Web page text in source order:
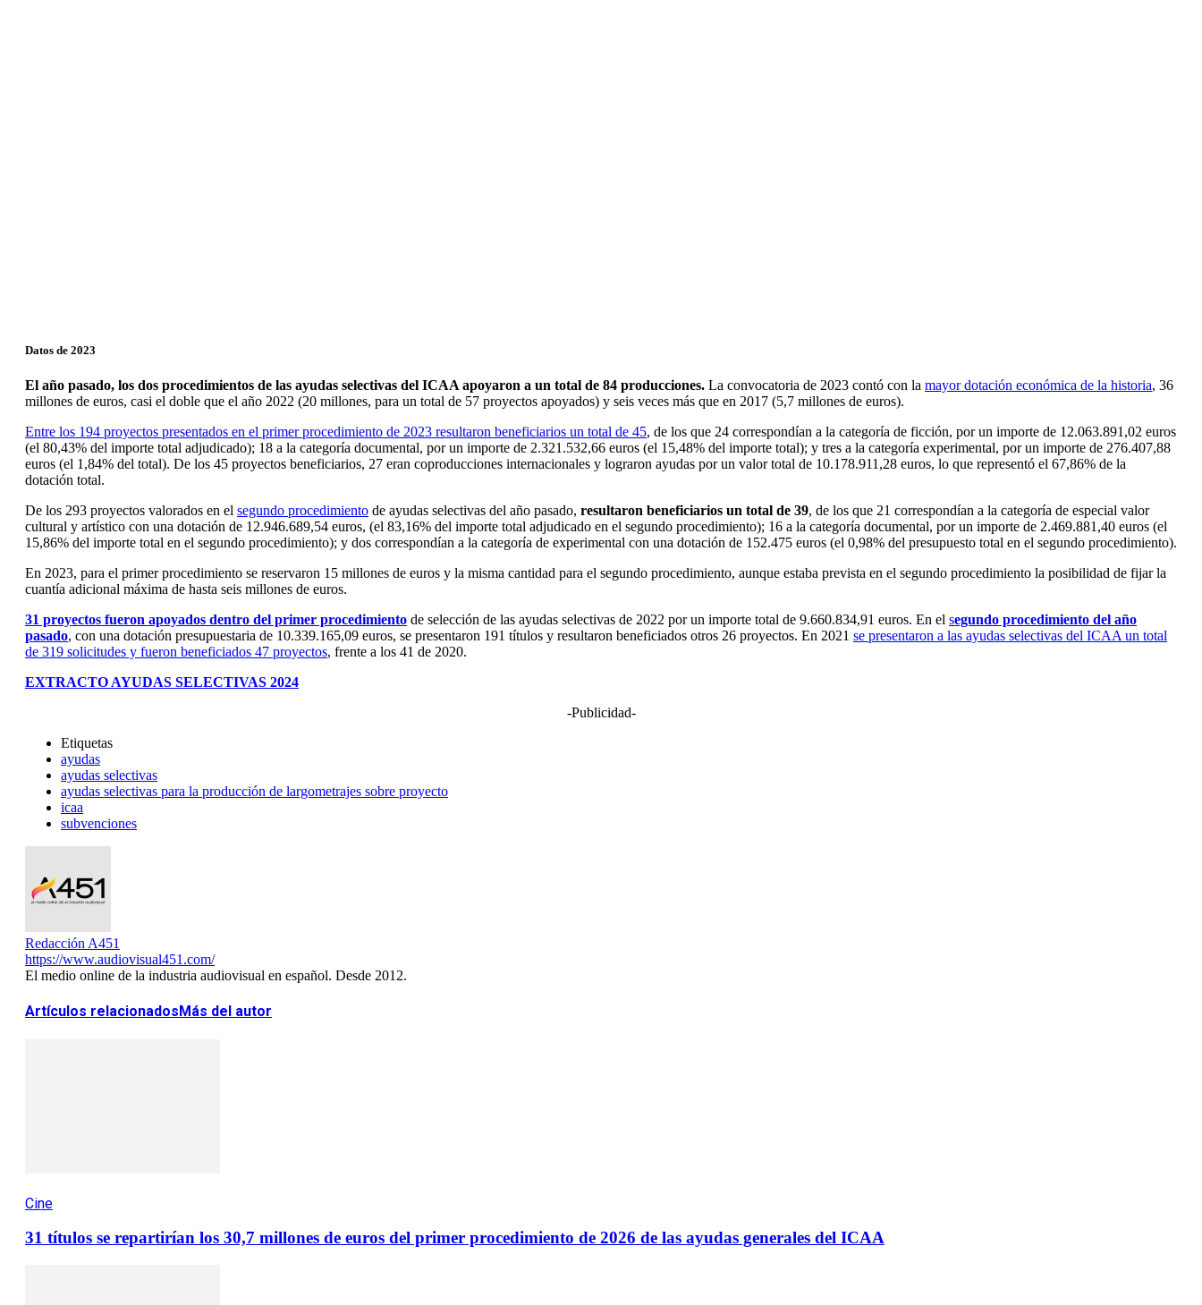
Datos de 2023
El año pasado, los dos procedimientos de las ayudas selectivas del ICAA apoyaron a un total de 84 producciones. La convocatoria de 2023 contó con la mayor dotación económica de la historia, 36
millones de euros, casi el doble que el año 2022 (20 millones, para un total de 57 proyectos apoyados) y seis veces más que en 2017 (5,7 millones de euros).
Entre los 194 proyectos presentados en el primer procedimiento de 2023 resultaron beneficiarios un total de 45, de los que 24 correspondían a la categoría de ficción, por un importe de 12.063.891,02 euros
(el 80,43% del importe total adjudicado); 18 a la categoría documental, por un importe de 2.321.532,66 euros (el 15,48% del importe total); y tres a la categoría experimental, por un importe de 276.407,88
euros (el 1,84% del total). De los 45 proyectos beneficiarios, 27 eran coproducciones internacionales y lograron ayudas por un valor total de 10.178.911,28 euros, lo que representó el 67,86% de la
dotación total.
De los 293 proyectos valorados en el segundo procedimiento de ayudas selectivas del año pasado, resultaron beneficiarios un total de 39, de los que 21 correspondían a la categoría de especial valor
cultural y artístico con una dotación de 12.946.689,54 euros, (el 83,16% del importe total adjudicado en el segundo procedimiento); 16 a la categoría documental, por un importe de 2.469.881,40 euros (el
15,86% del importe total en el segundo procedimiento); y dos correspondían a la categoría de experimental con una dotación de 152.475 euros (el 0,98% del presupuesto total en el segundo procedimiento).
En 2023, para el primer procedimiento se reservaron 15 millones de euros y la misma cantidad para el segundo procedimiento, aunque estaba prevista en el segundo procedimiento la posibilidad de fijar la
cuantía adicional máxima de hasta seis millones de euros.
31 proyectos fueron apoyados dentro del primer procedimiento de selección de las ayudas selectivas de 2022 por un importe total de 9.660.834,91 euros. En el segundo procedimiento del año
pasado, con una dotación presupuestaria de 10.339.165,09 euros, se presentaron 191 títulos y resultaron beneficiados otros 26 proyectos. En 2021 se presentaron a las ayudas selectivas del ICAA un total
de 319 solicitudes y fueron beneficiados 47 proyectos, frente a los 41 de 2020.
EXTRACTO AYUDAS SELECTIVAS 2024
-Publicidad-
Etiquetas
ayudas
ayudas selectivas
ayudas selectivas para la producción de largometrajes sobre proyecto
icaa
subvenciones
Redacción A451
https://www.audiovisual451.com/
El medio online de la industria audiovisual en español. Desde 2012.
Artículos relacionados Más del autor
Cine
31 títulos se repartirían los 30,7 millones de euros del primer procedimiento de 2026 de las ayudas generales del ICAA